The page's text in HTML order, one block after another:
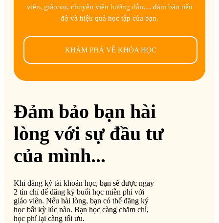
viên, giáo vụ, chuyên viên hướng dẫn,... đảm bảo tiến
độ và hiệu quả học tập của bạn.
KHÁM PHÁ VỀ KHÓA HỌC
Đảm bảo bạn hài
lòng với sự đầu tư
của mình...
Khi đăng ký tài khoản học, bạn sẽ được ngay
2 tín chỉ để đăng ký buổi học miễn phí với
giáo viên. Nếu hài lòng, bạn có thể đăng ký
học bất kỳ lúc nào. Bạn học càng chăm chỉ,
học phí lại càng tối ưu.